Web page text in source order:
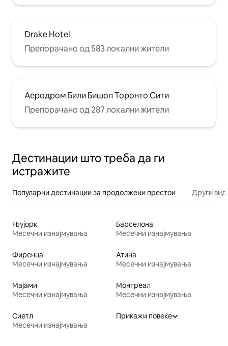
Drake Hotel
Препорачано од 583 локални жители
Аеродром Били Бишоп Торонто Сити
Препорачано од 287 локални жители
Дестинации што треба да ги
истражите
Популарни дестинации за продолжени престои Други
Њујорк
Месечни изнајмувања
Барселона
Месечни изнајмувања
Фиренца
Месечни изнајмувања
Атина
Месечни изнајмувања
Мајами
Месечни изнајмувања
Монтреал
Месечни изнајмувања
Сиетл
Месечни изнајмувања
Прикажи повеќе